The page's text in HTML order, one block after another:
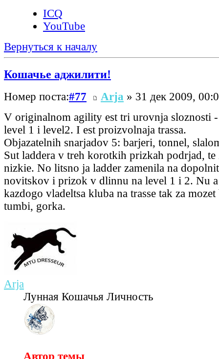
ICQ
YouTube
Вернуться к началу
Кошачье аджилити!
Номер поста:#77 Arja » 31 дек 2009,
V originalnom agility est tri urovnja sloznosti
level 1 i level2. I est proizvolnaja trassa.
Objazatelnih snarjadov 5: barjeri, tonnel,
Sut laddera v treh korotkih prizkah podrjad, te
nizkie. No litsno ja ladder zamenila na
novitskov i prizok v dlinnu na level 1 i 2. Nu
kazdogo vladeltsa kluba na trasse tak za
tumbi, gorka.
Arja
Лунная Кошачья Личность
Автор темы